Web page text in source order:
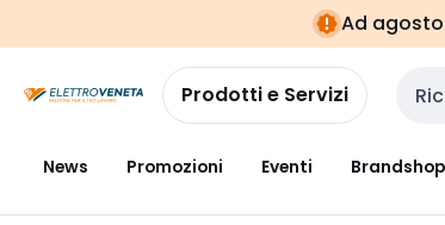
navigazionealla
pagina
Ad
Prodotti e Servizi
News Promozioni Eventi Brandshop